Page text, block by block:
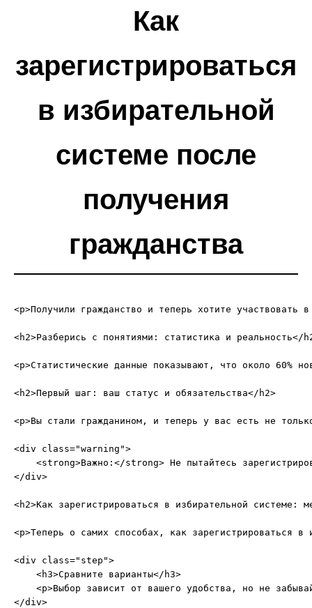
Как
зарегистрироваться
в избирательной
системе после
получения
гражданства
<p>Получили гражданство и теперь хотите
<h2>Разберись с понятиями: статистика и реальность</
<p>Статистические данные показывают, что около 60%
<h2>Первый шаг: ваш статус и обязательства</h2>
<p>Вы стали гражданином, и теперь у вас есть не
<div class="warning">
<strong>Важно:</strong> Не пытайтесь
</div>
<h2>Как зарегистрироваться в избирательной системе:
<p>Теперь о самих способах, как зарегистрироваться
<div class="step">
    <h3>Сравните варианты</h3>
<p>Выбор зависит от вашего удобства, но не
</div>